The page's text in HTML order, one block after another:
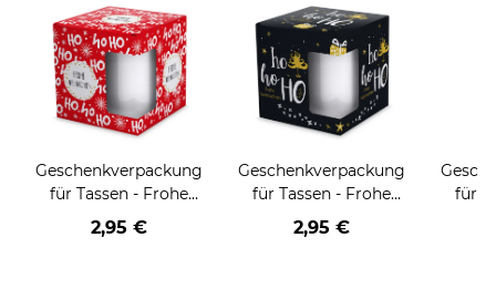
Geschenkverpackung
für Tassen - Frohe
Weihnachten - HO
HO HO - rot
2,95 €
Geschenkverpackung
für Tassen - Frohe
Weihnachten - HO
HO HO - schwarz
2,95 €
für